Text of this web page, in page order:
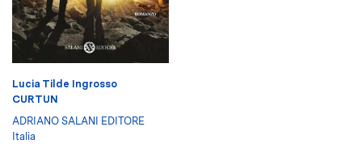
Lucia Tilde Ingrosso
CURTUN
ADRIANO SALANI EDITORE
Italia